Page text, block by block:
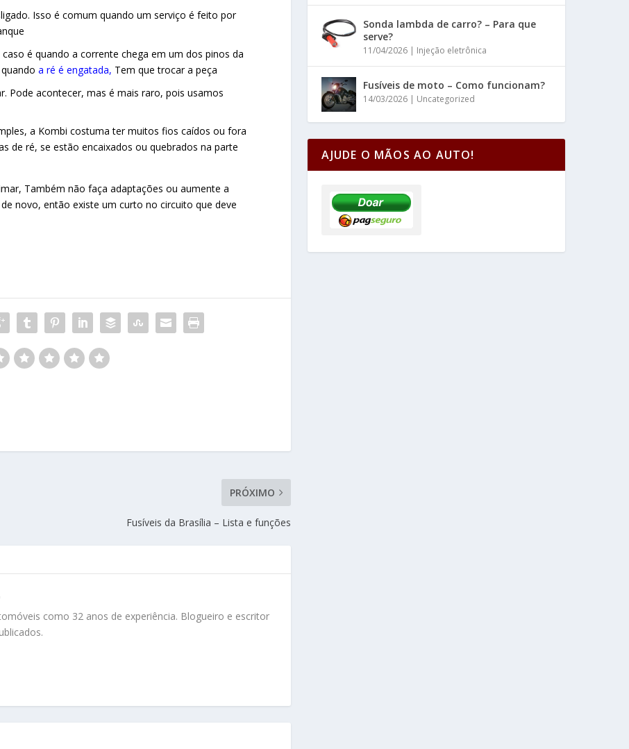
Isso é comum quando um serviço é feito por
é quando a corrente chega em um dos pinos da
a ré é engatada, Tem que trocar a peça
Pode acontecer, mas é mais raro, pois usamos
a Kombi costuma ter muitos fios caídos ou fora
de ré, se estão encaixados ou quebrados na parte
Também não faça adaptações ou aumente a
novo, então existe um curto no circuito que deve
PRÓXIMO
Fusíveis da Brasília – Lista e funções
como 32 anos de experiência. Blogueiro e escritor
Sonda lambda de carro? – Para que
serve?
11/04/2026 | Injeção eletrônica
Fusíveis de moto – Como funcionam?
14/03/2026 | Uncategorized
AJUDE O MÃOS AO AUTO!